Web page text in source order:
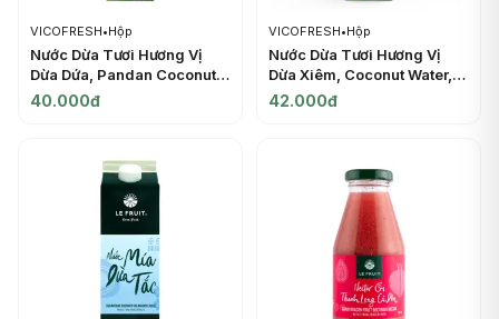
VICOFRESH•Hộp
Nước Dừa Tươi Hương Vị
Dừa Dứa, Pandan Coconut
Water, 33.8 fl oz (1000ml) -
40.000đ
VICOFRESH•Hộp
Nước Dừa Tươi Hương Vị
Dừa Xiêm, Coconut Water,
33.8 fl oz (1000ml) -
42.000đ